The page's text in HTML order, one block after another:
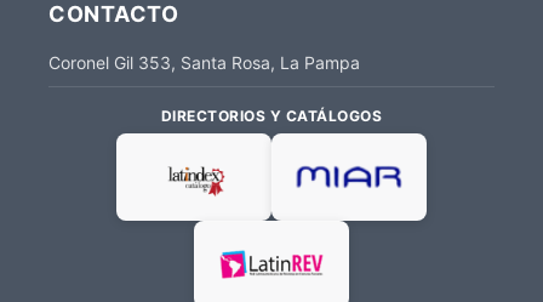
CONTACTO
Coronel Gil 353, Santa Rosa, La Pampa
DIRECTORIOS Y CATÁLOGOS